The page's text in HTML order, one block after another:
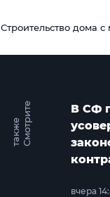
00:00
Строительство дома с
С
м
о
т
р и
т
е
т
а
к
ж
е
В СФ
вчера